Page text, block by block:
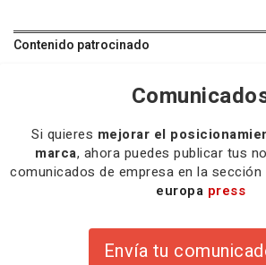
Contenido patrocinado
Si quieres mejorar el
marca, ahora puedes publicar tus
comunicados de empresa en la
europa press
Envía tu